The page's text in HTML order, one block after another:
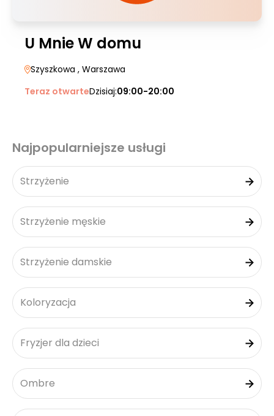
U Mnie W domu
Szyszkowa , Warszawa
Teraz otwarteDzisiaj:09:00-20:00
Najpopularniejsze usługi
Strzyżenie
Strzyżenie męskie
Strzyżenie damskie
Koloryzacja
Fryzjer dla dzieci
Ombre